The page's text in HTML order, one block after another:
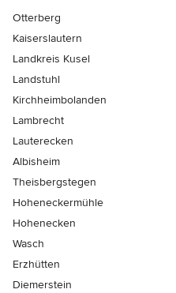
Otterberg
Kaiserslautern
Landkreis Kusel
Landstuhl
Kirchheimbolanden
Lambrecht
Lauterecken
Albisheim
Theisbergstegen
Hoheneckermühle
Hohenecken
Wasch
Erzhütten
Diemerstein